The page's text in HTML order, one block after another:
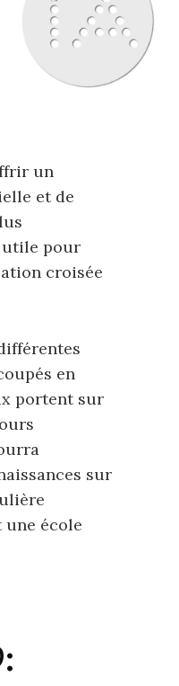
un
et de
utile pour
croisée
en
portent sur
sur
une école